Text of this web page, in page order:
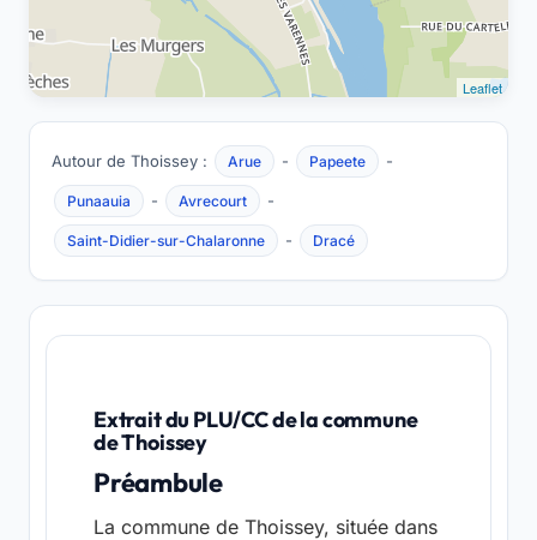
Leaflet
Autour de Thoissey : Arue - Papeete -
Punaauia - Avrecourt -
Saint-Didier-sur-Chalaronne - Dracé
Extrait du PLU/CC de la commune
de Thoissey
Préambule
La commune de Thoissey, située dans